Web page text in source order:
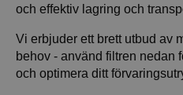
och effektiv lagring och
Vi erbjuder ett brett utbud av
behov - använd filtren nedan
och optimera ditt